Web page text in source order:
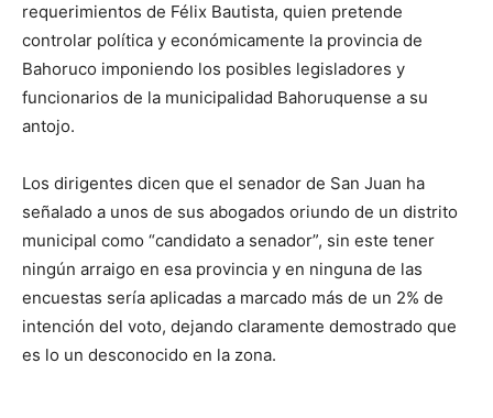
requerimientos de Félix Bautista, quien pretende
controlar política y económicamente la provincia de
Bahoruco imponiendo los posibles legisladores y
funcionarios de la municipalidad Bahoruquense a su
antojo.
Los dirigentes dicen que el senador de San Juan ha
señalado a unos de sus abogados oriundo de un distrito
municipal como “candidato a senador”, sin este tener
ningún arraigo en esa provincia y en ninguna de las
encuestas sería aplicadas a marcado más de un 2% de
intención del voto, dejando claramente demostrado que
es lo un desconocido en la zona.